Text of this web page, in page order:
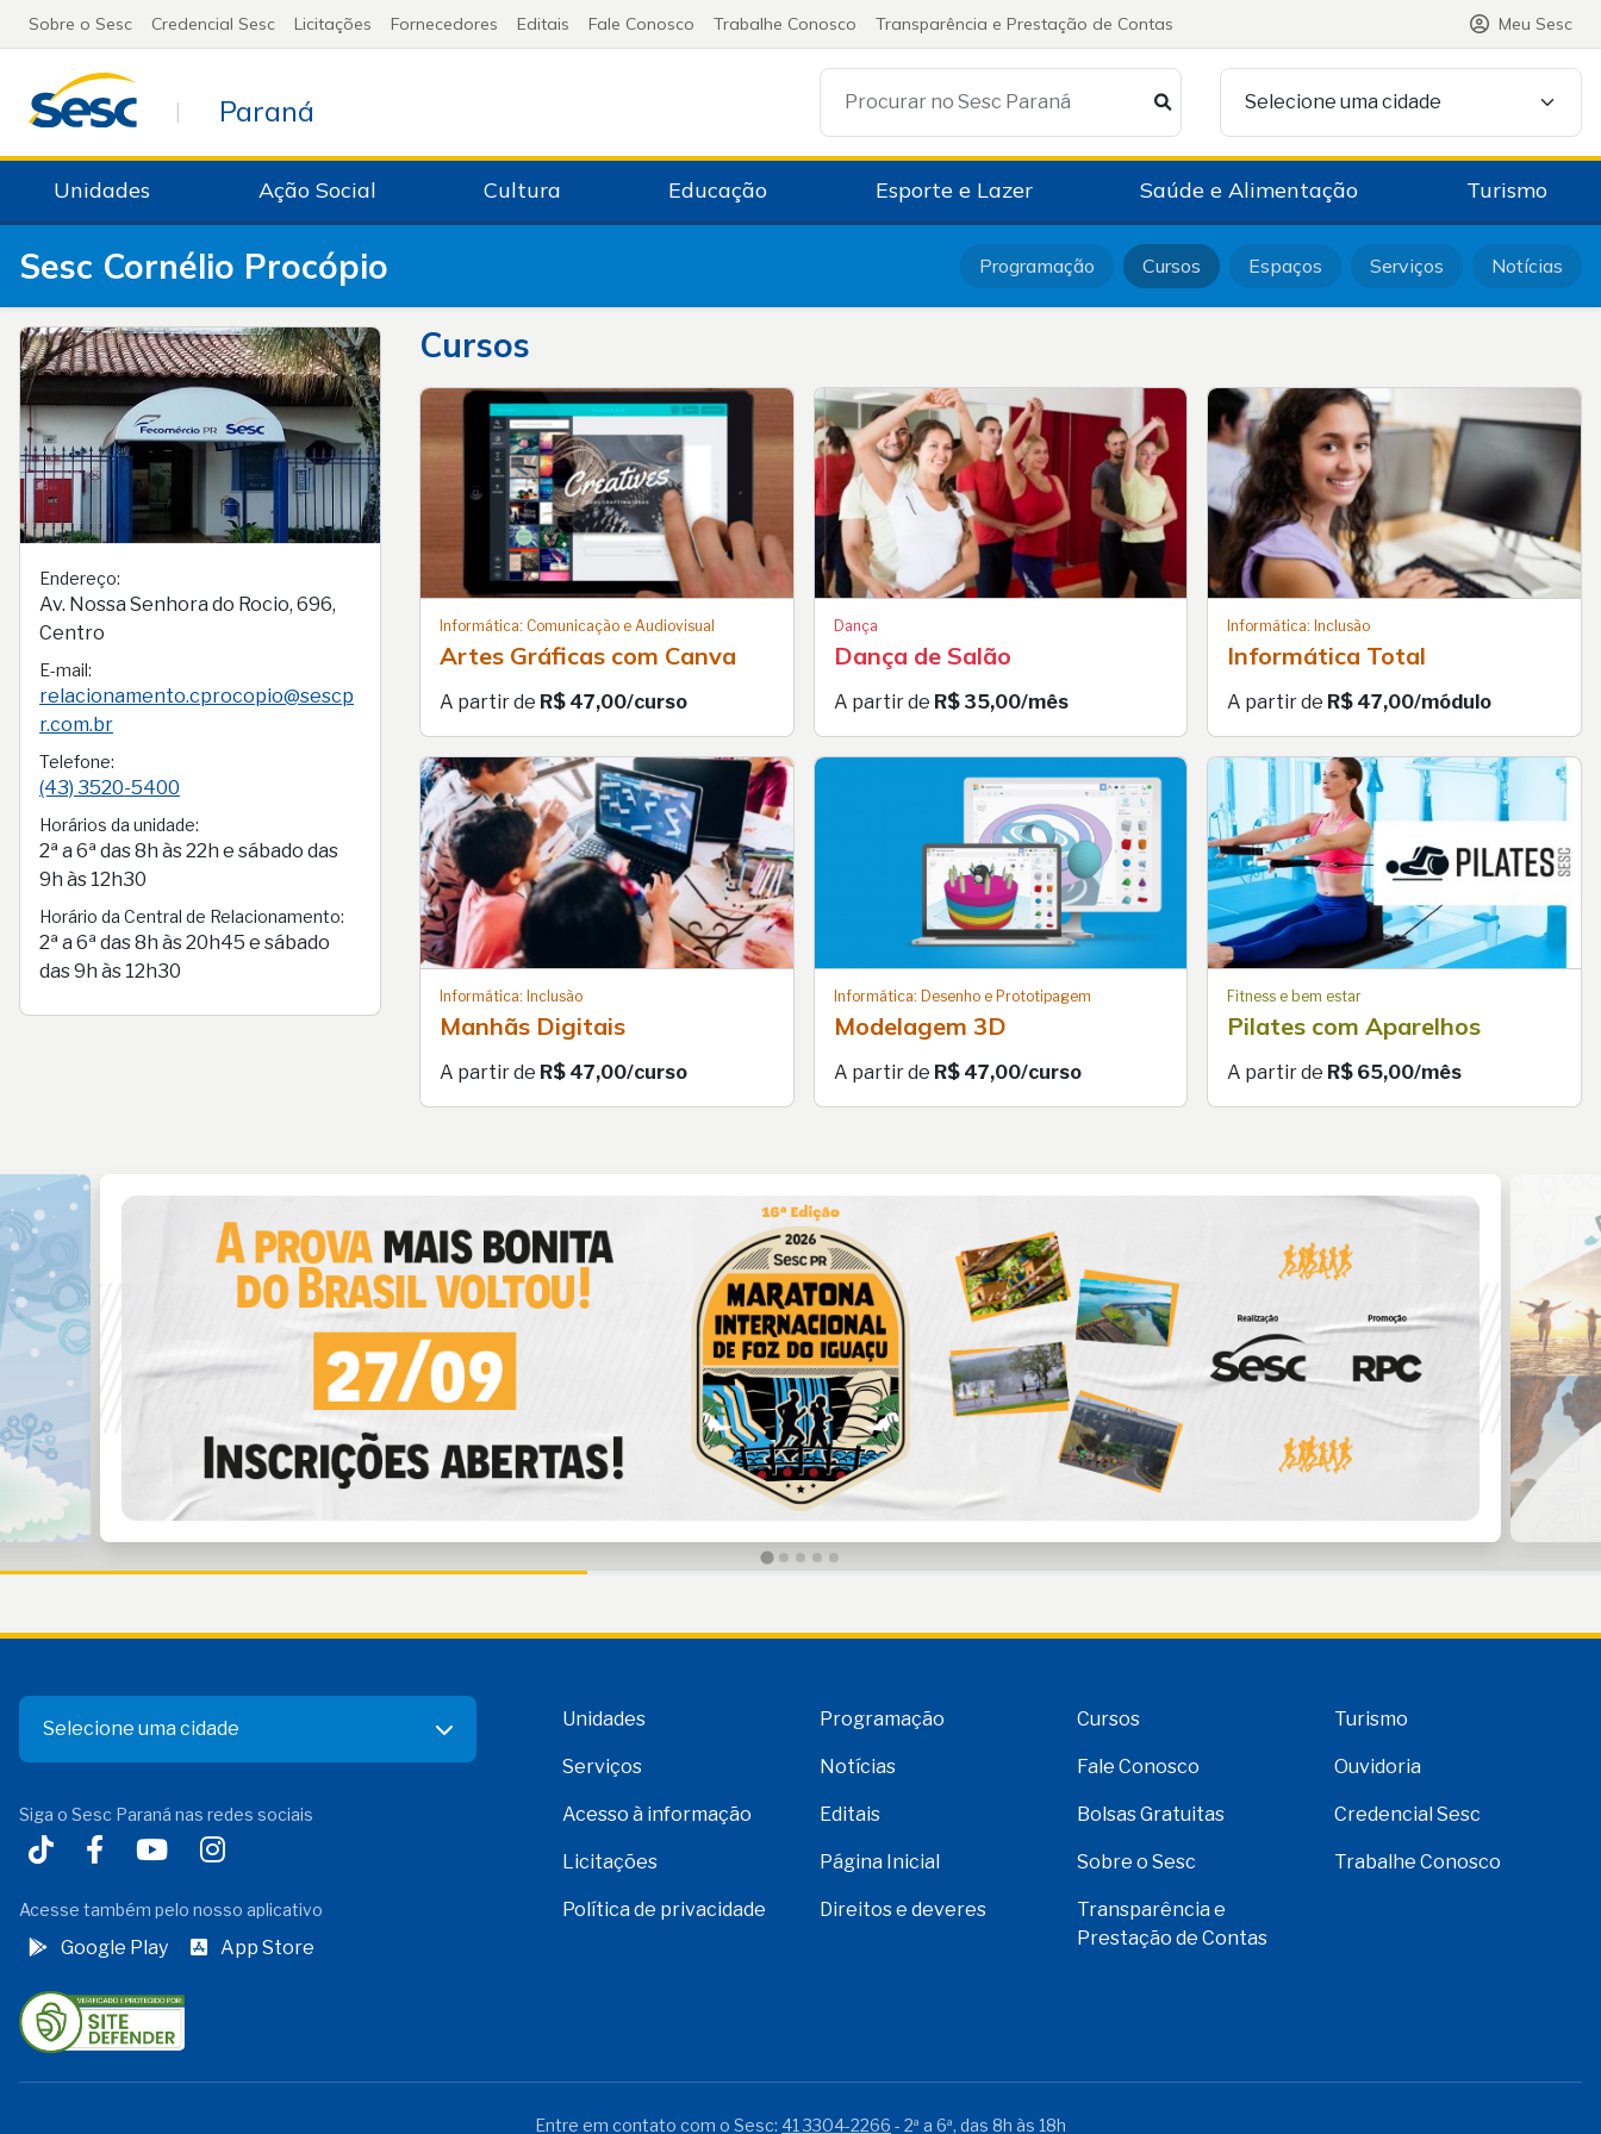
Sobre o Sesc Credencial Sesc Licitações Fornecedores Editais Fale Conosco Trabalhe Conosco Transparência e Prestação de Contas Meu Sesc
Paraná Procurar no Sesc Paraná Selecione uma cidade
Unidades Ação Social Cultura Educação Esporte e Lazer Saúde e Alimentação Turismo
Sesc Cornélio Procópio Programação Cursos Espaços Serviços Notícias
Cursos
Informática: Comunicação e Audiovisual
Artes Gráficas com Canva
A partir de R$ 47,00/curso
Dança
Dança de Salão
A partir de R$ 35,00/mês
Informática: Inclusão
Informática Total
A partir de R$ 47,00/módulo
Informática: Inclusão
Manhãs Digitais
A partir de R$ 47,00/curso
Informática: Desenho e Prototipagem
Modelagem 3D
A partir de R$ 47,00/curso
Fitness e bem estar
Pilates com Aparelhos
A partir de R$ 65,00/mês
Endereço:
Av. Nossa Senhora do Rocio, 696,
Centro
E-mail:
relacionamento.cprocopio@sescp
r.com.br
Telefone:
(43) 3520-5400
Horários da unidade:
2ª a 6ª das 8h às 22h e sábado das
9h às 12h30
Horário da Central de Relacionamento:
2ª a 6ª das 8h às 20h45 e sábado
das 9h às 12h30
Selecione uma cidade
Siga o Sesc Paraná nas redes sociais
Acesse também pelo nosso aplicativo
Google Play App Store
Unidades Programação Cursos Turismo
Serviços Notícias Fale Conosco Ouvidoria
Acesso à informação Editais Bolsas Gratuitas Credencial Sesc
Licitações Página Inicial Sobre o Sesc Trabalhe Conosco
Política de privacidade Direitos e deveres
Transparência e
Prestação de Contas
Entre em contato com o Sesc: 41 3304-2266 - 2ª a 6ª, das 8h às 18h